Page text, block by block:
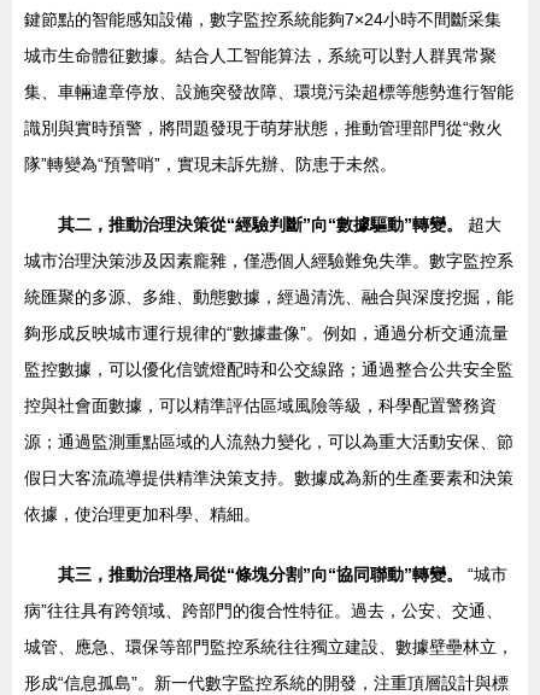
鍵節點的智能感知設備，數字監控系統能夠7×24小時不間斷采集
城市生命體征數據。結合人工智能算法，系統可以對人群異常聚
集、車輛違章停放、設施突發故障、環境污染超標等態勢進行智能
識別與實時預警，將問題發現于萌芽狀態，推動管理部門從“救火
隊”轉變為“預警哨”，實現未訴先辦、防患于未然。
其二，推動治理決策從“經驗判斷”向“數據驅動”轉變。
超大
城市治理決策涉及因素龐雜，僅憑個人經驗難免失準。數字監控系
統匯聚的多源、多維、動態數據，經過清洗、融合與深度挖掘，能
夠形成反映城市運行規律的“數據畫像”。例如，通過分析交通流量
監控數據，可以優化信號燈配時和公交線路；通過整合公共安全監
控與社會面數據，可以精準評估區域風險等級，科學配置警務資
源；通過監測重點區域的人流熱力變化，可以為重大活動安保、節
假日大客流疏導提供精準決策支持。數據成為新的生產要素和決策
依據，使治理更加科學、精細。
其三，推動治理格局從“條塊分割”向“協同聯動”轉變。
“城市
病”往往具有跨領域、跨部門的復合性特征。過去，公安、交通、
城管、應急、環保等部門監控系統往往獨立建設、數據壁壘林立，
形成“信息孤島”。新一代數字監控系統的開發，注重頂層設計與標